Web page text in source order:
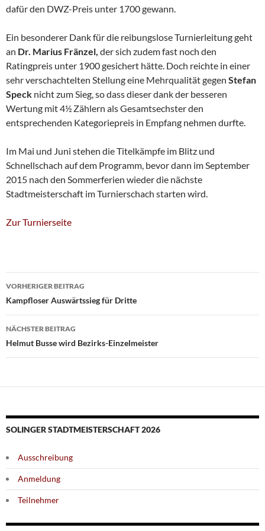
dafür den DWZ-Preis unter 1700 gewann.
Ein besonderer Dank für die reibungslose Turnierleitung geht
an Dr. Marius Fränzel, der sich zudem fast noch den
Ratingpreis unter 1900 gesichert hätte. Doch reichte in einer
sehr verschachtelten Stellung eine Mehrqualität gegen Stefan
Speck nicht zum Sieg, so dass dieser dank der besseren
Wertung mit 4½ Zählern als Gesamtsechster den
entsprechenden Kategoriepreis in Empfang nehmen durfte.
Im Mai und Juni stehen die Titelkämpfe im Blitz und
Schnellschach auf dem Programm, bevor dann im September
2015 nach den Sommerferien wieder die nächste
Stadtmeisterschaft im Turnierschach starten wird.
Zur Turnierseite
Beitragsnavigation
VORHERIGER BEITRAG
Kampfloser Auswärtssieg für Dritte
NÄCHSTER BEITRAG
Helmut Busse wird Bezirks-Einzelmeister
SOLINGER STADTMEISTERSCHAFT 2026
Ausschreibung
Anmeldung
Teilnehmer